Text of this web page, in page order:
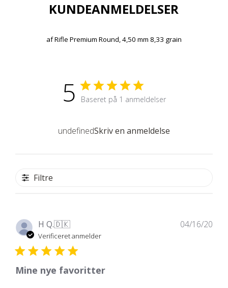
KUNDEANMELDELSER
afRifle Premium Round, 4,50 mm 8,33 grain
5 Baseret på 1 anmeldelser
undefinedSkriv en anmeldelse
Filtre
H Q.🇩🇰
Verificeret anmelder
Mine nye favoritter
04/16/20